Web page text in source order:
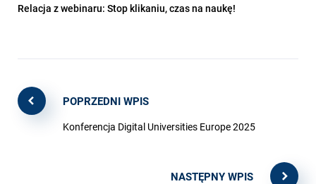
Relacja z webinaru: Stop klikaniu, czas na naukę!
POPRZEDNI WPIS
Konferencja Digital Universities Europe 2025
NASTĘPNY WPIS